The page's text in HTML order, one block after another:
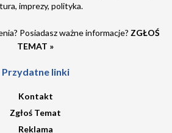
imprezy, polityka.
Posiadasz ważne informacje? ZGŁOŚ
TEMAT »
Przydatne linki
Kontakt
Zgłoś Temat
Reklama